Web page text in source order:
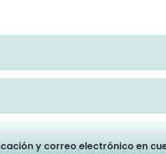
y correo electrónico en